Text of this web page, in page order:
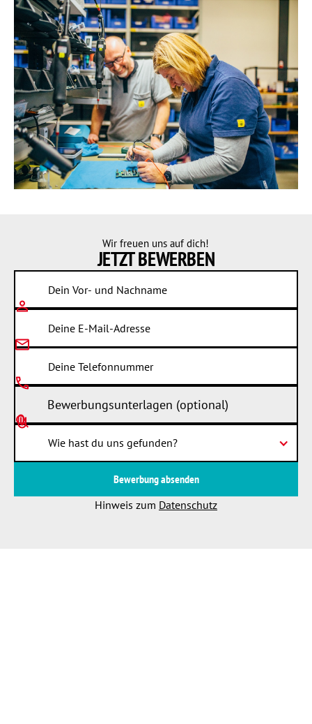
Wir freuen uns auf dich!
JETZTBEWERBEN
Bewerbungsunterlagen (optional)
Wie hast du uns gefunden?
Hinweis zum Datenschutz